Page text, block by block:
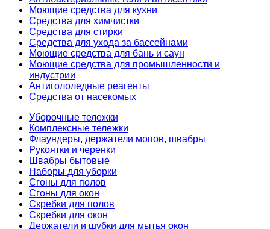
Моющие средства для кухни
Средства для химчистки
Средства для стирки
Средства для ухода за бассейнами
Моющие средства для бань и саун
Моющие средства для промышленности и
индустрии
Антигололедные реагенты
Средства от насекомых
Уборочные тележки
Комплексные тележки
Флаундеры, держатели мопов, швабры
Рукоятки и черенки
Швабры бытовые
Наборы для уборки
Сгоны для полов
Сгоны для окон
Скребки для полов
Скребки для окон
Держатели и шубки для мытья окон